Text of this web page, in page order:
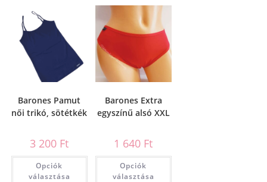
Barones Pamut
női trikó, sötétkék
3 200 Ft
Opciók
választása
Barones Extra
egyszínű alsó XXL
1 640 Ft
Opciók
választása